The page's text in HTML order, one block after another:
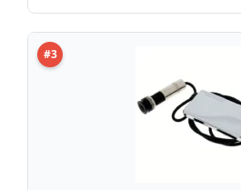
#3